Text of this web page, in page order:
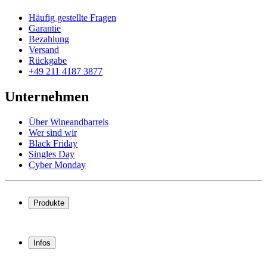
Häufig gestellte Fragen
Garantie
Bezahlung
Versand
Rückgabe
+49 211 4187 3877
Unternehmen
Über Wineandbarrels
Wer sind wir
Black Friday
Singles Day
Cyber Monday
Produkte
Weinregal
Weinmöbel
Infos